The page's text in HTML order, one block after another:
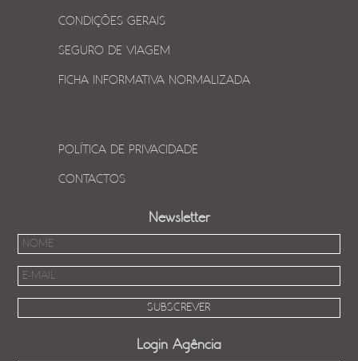
CONDIÇÕES GERAIS
SEGURO DE VIAGEM
FICHA INFORMATIVA NORMALIZADA
POLÍTICA DE PRIVACIDADE
CONTACTOS
Newsletter
Login Agência